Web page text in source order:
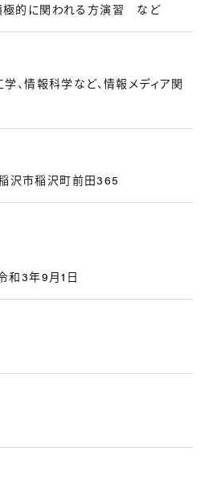
極的に関われる方演習 など
、情報科学など、情報メディア関
市稲沢町前田365
和3年9月1日